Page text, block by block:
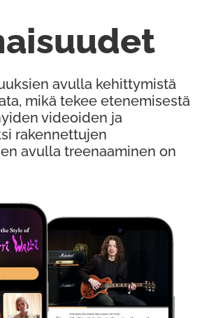
Ilmaiseksi
avulla kehittymistä
mikä tekee etenemisestä
videoiden ja
rakennettujen
avulla treenaaminen on